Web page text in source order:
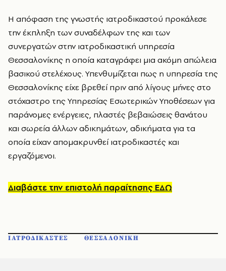
Η απόφαση της γνωστής ιατροδικαστού προκάλεσε
την έκπληξη των συναδέλφων της και των
συνεργατών στην ιατροδικαστική υπηρεσία
Θεσσαλονίκης η οποία καταγράφει μια ακόμη απώλεια
βασικού στελέχους. Υπενθυμίζεται πως η υπηρεσία της
Θεσσαλονίκης είχε βρεθεί πριν από λίγους μήνες στο
στόχαστρο της Υπηρεσίας Εσωτερικών Υποθέσεων για
παράνομες ενέργειες, πλαστές βεβαιώσεις θανάτου
και σωρεία άλλων αδικημάτων, αδικήματα για τα
οποία είχαν απομακρυνθεί ιατροδικαστές και
εργαζόμενοι.
Διαβάστε την επιστολή παραίτησης ΕΔΩ
ΙΑΤΡΟΔΙΚΑΣΤΕΣ ΘΕΣΣΑΛΟΝΙΚΗ